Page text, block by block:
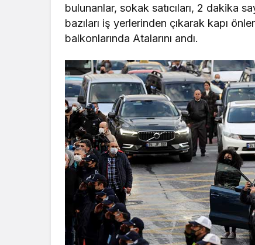
bulunanlar, sokak satıcıları, 2 dakika
bazıları iş yerlerinden çıkarak kapı
balkonlarında Atalarını andı.